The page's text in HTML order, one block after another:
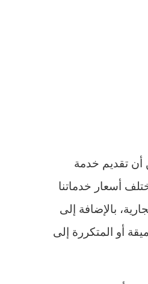
أن تقديم خدمة
أسعار خدماتنا
بالإضافة إلى
أو المتكررة إلى